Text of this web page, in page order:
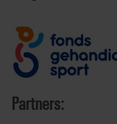
Partners: